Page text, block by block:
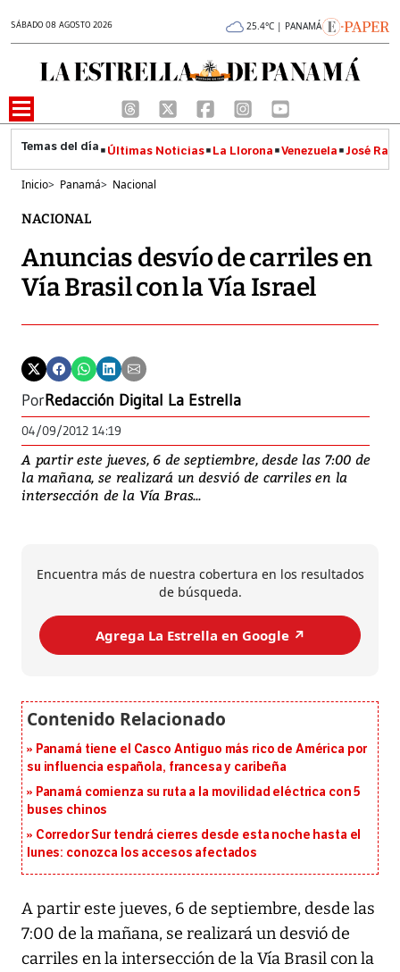
SÁBADO 08 AGOSTO 2026 25.4°C | PANAMÁ
Últimas Noticias La Llorona Venezuela José
Inicio> Panamá> Nacional
NACIONAL
Anuncias desvío de carriles en
Vía Brasil con la Vía Israel
PorRedacción Digital La Estrella
04/09/2012 14:19
A partir este jueves, 6 de septiembre, desde las 7:00 de
la mañana, se realizará un desvió de carriles en la
intersección de la Vía Bras...
Encuentra más de nuestra cobertura en los resultados
de búsqueda.
Agrega La Estrella en Google ↗️
Panamá tiene el Casco Antiguo más rico de América por
su influencia española, francesa y caribeña
Panamá comienza su ruta a la movilidad eléctrica con 5
buses chinos
Corredor Sur tendrá cierres desde esta noche hasta el
lunes: conozca los accesos afectados
A partir este jueves, 6 de septiembre, desde las
7:00 de la mañana, se realizará un desvió de
carriles en la intersección de la Vía Brasil con la